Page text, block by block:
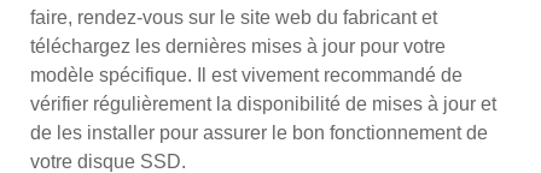
faire, rendez-vous sur le site web du fabricant et
téléchargez les dernières mises à jour pour votre
modèle spécifique. Il est vivement recommandé de
vérifier régulièrement la disponibilité de mises à jour et
de les installer pour assurer le bon fonctionnement de
votre disque SSD.